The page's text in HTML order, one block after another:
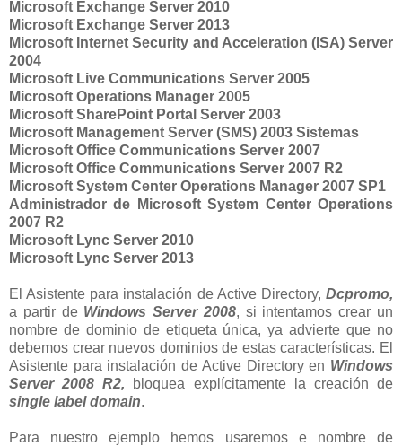
Microsoft Exchange Server 2010
Microsoft Exchange Server 2013
Microsoft Internet Security and Acceleration (ISA) Server
2004
Microsoft Live Communications Server 2005
Microsoft Operations Manager 2005
Microsoft SharePoint Portal Server 2003
Microsoft Management Server (SMS) 2003 Sistemas
Microsoft Office Communications Server 2007
Microsoft Office Communications Server 2007 R2
Microsoft System Center Operations Manager 2007 SP1
Administrador de Microsoft System Center Operations
2007 R2
Microsoft Lync Server 2010
Microsoft Lync Server 2013
El Asistente para instalación de Active Directory, Dcpromo,
a partir de Windows Server 2008, si intentamos crear un
nombre de dominio de etiqueta única, ya advierte que no
debemos crear nuevos dominios de estas características. El
Asistente para instalación de Active Directory en Windows
Server 2008 R2, bloquea explícitamente la creación de
single label domain.
Para nuestro ejemplo hemos usaremos e nombre de